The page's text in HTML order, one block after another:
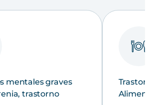
mentales graves
trastorno